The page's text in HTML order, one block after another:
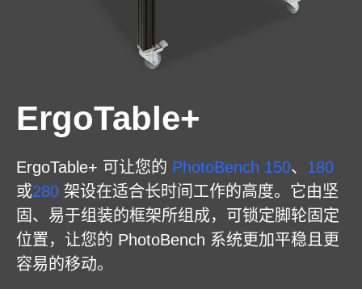
ErgoTable+
ErgoTable+ 可让您的 PhotoBench 150、 180
或280 架设在适合长时间工作的高度。它由坚
固、易于组装的框架所组成，可锁定脚轮固定
位置，让您的 PhotoBench 系统更加平稳且更
容易的移动。